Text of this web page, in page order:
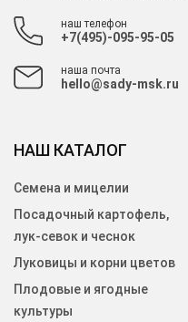
наш телефон
+7(495)-095-95-05
наша почта
hello@sady-msk.ru
НАШ КАТАЛОГ
Семена и мицелии
Посадочный картофель,
лук-севок и чеснок
Луковицы и корни цветов
Плодовые и ягодные
культуры